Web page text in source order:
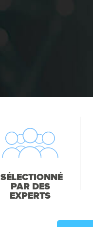
SÉLECTIONNÉ
PAR DES
EXPERTS